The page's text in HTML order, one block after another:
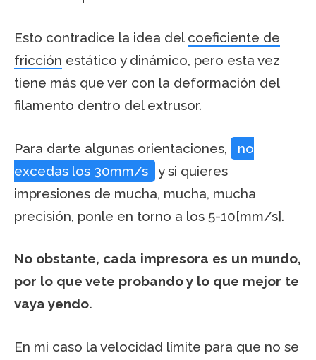
Esto contradice la idea del coeficiente de
fricción estático y dinámico, pero esta vez
tiene más que ver con la deformación del
filamento dentro del extrusor.
Para darte algunas orientaciones,
no
excedas los 30mm/s
y si quieres
impresiones de mucha, mucha, mucha
precisión, ponle en torno a los 5-10[mm/s].
No obstante, cada impresora es un mundo,
por lo que vete probando y lo que mejor te
vaya yendo.
En mi caso la velocidad límite para que no se